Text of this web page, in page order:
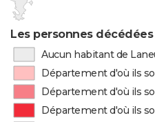
Les personnes
Aucun habitant de
Département d'où ils
Département d'où ils
Département d'où ils